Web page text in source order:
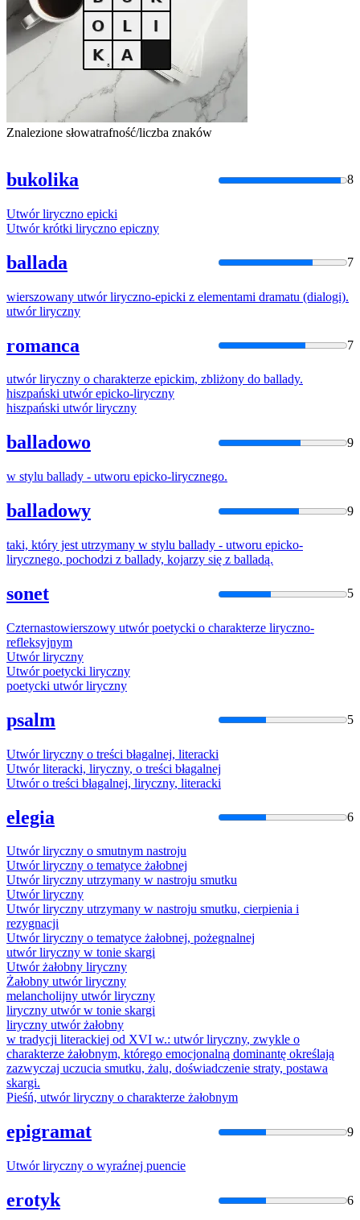
Znalezione słowatrafność/liczba znaków
bukolika 8
Utwór liryczno epicki
Utwórkrótki liryczno epiczny
ballada 7
wierszowany utwór liryczno-epicki z elementami dramatu (dialogi).
utwór liryczny
romanca 7
utwór liryczny o charakterze epickim, zbliżony do ballady.
hiszpański utwór epicko-liryczny
hiszpański utwór liryczny
balladowo 9
w stylu ballady - utworu epicko-lirycznego.
balladowy 9
taki, który jest utrzymany w stylu ballady - utworu epicko-
lirycznego, pochodzi z ballady, kojarzy się z balladą.
sonet 5
Czternastowierszowy utwórpoetycki o charakterze liryczno-
refleksyjnym
Utwór liryczny
Utwórpoetycki liryczny
poetycki utwór liryczny
psalm 5
Utwór liryczny o treści błagalnej, literacki
Utwórliteracki, liryczny, o treści błagalnej
Utwóro treści błagalnej, liryczny, literacki
elegia 6
Utwór liryczny o smutnym nastroju
Utwór liryczny o tematyce żałobnej
Utwór liryczny utrzymany w nastroju smutku
Utwór liryczny
Utwór liryczny utrzymany w nastroju smutku, cierpienia i
rezygnacji
Utwór liryczny o tematyce żałobnej, pożegnalnej
utwór liryczny w tonie skargi
Utwórżałobny liryczny
Żałobny utwór liryczny
melancholijny utwór liryczny
liryczny utwórw tonie skargi
liryczny utwórżałobny
w tradycji literackiej od XVI w.: utwór liryczny, zwykle o
charakterze żałobnym, którego emocjonalną dominantę określają
zazwyczaj uczucia smutku, żalu, doświadczenie straty, postawa
skargi.
Pieśń, utwór liryczny o charakterze żałobnym
epigramat 9
Utwór liryczny o wyraźnej puencie
erotyk 6